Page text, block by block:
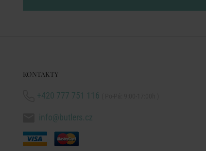
KONTAKTY
+420 777 751 116
info@butlers.cz